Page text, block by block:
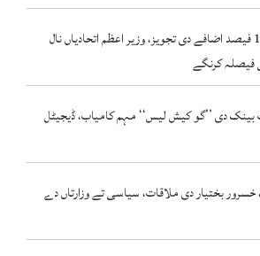
تنخواہواں وچ 10 توں 15 فیصد اضافے دی تجویز، وزیر اعظم اتحادیاں نال
فیصلہ کرنگے
دی ’’گو کیش لیس‘‘ مہم کامیاب، ڈیجیٹل
خسرور بختیار دی ملاقات، سیاسی تے وزارتاں دے